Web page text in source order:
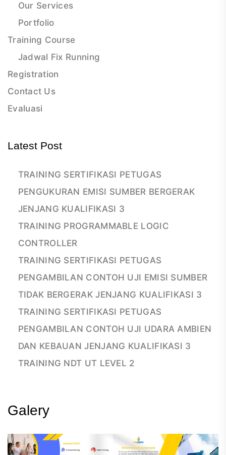
Our Services
Portfolio
Training Course
Jadwal Fix Running
Registration
Contact Us
Evaluasi
Latest Post
TRAINING SERTIFIKASI PETUGAS
PENGUKURAN EMISI SUMBER BERGERAK
JENJANG KUALIFIKASI 3
TRAINING PROGRAMMABLE LOGIC
CONTROLLER
TRAINING SERTIFIKASI PETUGAS
PENGAMBILAN CONTOH UJI EMISI SUMBER
TIDAK BERGERAK JENJANG KUALIFIKASI 3
TRAINING SERTIFIKASI PETUGAS
PENGAMBILAN CONTOH UJI UDARA AMBIEN
DAN KEBAUAN JENJANG KUALIFIKASI 3
TRAINING NDT UT LEVEL 2
Galery